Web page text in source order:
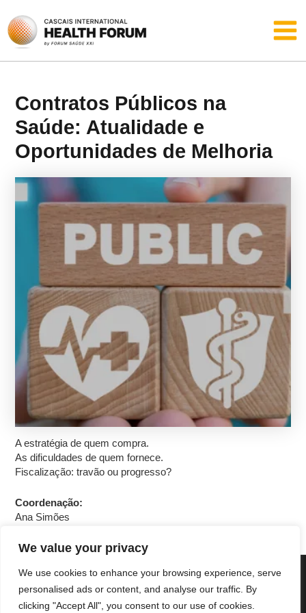
We value your privacy
We use cookies to enhance your browsing experience, serve
personalised ads or content, and analyse our traffic. By
clicking "Accept All", you consent to our use of cookies.
content
Contratos Públicos na
Saúde: Atualidade e
Oportunidades de Melhoria
A estratégia de quem compra.
As dificuldades de quem fornece.
Fiscalização: travão ou progresso?
Coordenação:
Ana Simões
Copyright © 2025 Cascais International Health Forum
Powered bymarketividade.com
Política de Privacidade